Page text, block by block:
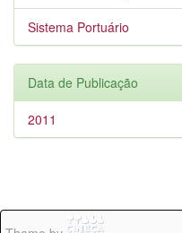
Sistema Portuário
Data de Publicação
2011